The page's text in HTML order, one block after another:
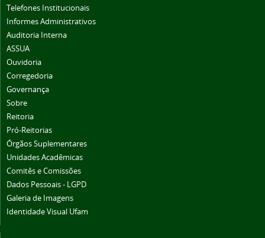
Telefones Institucionais
Informes Administrativos
Auditoria Interna
ASSUA
Ouvidoria
Corregedoria
Governança
Sobre
Reitoria
Pró-Reitorias
Órgãos Suplementares
Unidades Acadêmicas
Comitês e Comissões
Dados Pessoais - LGPD
Galeria de Imagens
Identidade Visual Ufam